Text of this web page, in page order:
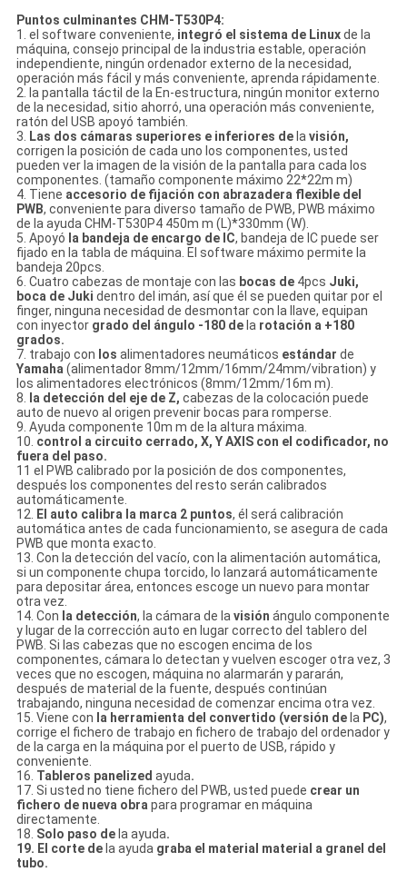
Puntos culminantes CHM-T530P4:
1. el software conveniente, integró el sistema de Linuxde la
máquina, consejo principal de laindustria estable, operación
independiente, ningún ordenador externo de lanecesidad,
operación más fácil y más conveniente, aprenda rápidamente.
2. la pantalla táctil de la En-estructura, ningún monitor externo
de la necesidad, sitio ahorró, una operación más conveniente,
ratón del USB apoyó también.
3. Las dos cámaras superiores e inferiores delavisión,
corrigen la posición de cada uno los componentes, usted
pueden ver la imagen de lavisión de lapantalla para cada los
componentes. (tamaño componente máximo 22*22m m)
4. Tiene accesorio de fijación con abrazadera flexible del
PWB, conveniente para diverso tamaño de PWB, PWB máximo
de laayuda CHM-T530P4 450m m (L)*330mm (W).
5. Apoyó la bandeja de encargo de IC, bandeja de IC puede ser
fijado en la tabla de máquina. El software máximo permite la
bandeja 20pcs.
6. Cuatro cabezas de montaje con las bocas de4pcs Juki,
boca de Juki dentro del imán, así que él se pueden quitar por el
finger, ninguna necesidad de desmontar con la llave, equipan
con inyector grado del ángulo -180 dela rotación a +180
grados.
7. trabajo con los alimentadores neumáticos estándar de
Yamaha(alimentador 8mm/12mm/16mm/24mm/vibration) y
los alimentadores electrónicos (8mm/12mm/16m m).
8. la detección del eje de Z, cabezas de lacolocación puede
auto de nuevo al origen prevenir bocas para romperse.
9. Ayuda componente 10m m de la altura máxima.
10. control a circuito cerrado, X, Y AXIS con el codificador, no
fuera del paso.
11 el PWB calibrado por la posición de dos componentes,
después los componentes del resto serán calibrados
automáticamente.
12. El auto calibra la marca 2 puntos, él será calibración
automática antes de cada funcionamiento, se asegura de cada
PWB que monta exacto.
13. Con la detección del vacío, con la alimentación automática,
si un componente chupa torcido, lo lanzará automáticamente
para depositar área, entonces escoge un nuevo para montar
otra vez.
14. Con la detección, la cámara de lavisión ángulo componente
y lugar de lacorrección auto en lugar correcto del tablero del
PWB. Si las cabezas que no escogen encima de los
componentes, cámara lo detectan y vuelven escoger otra vez, 3
veces que no escogen, máquina no alarmarán y pararán,
después de material de la fuente, después continúan
trabajando, ninguna necesidad de comenzar encima otra vez.
15. Viene con la herramienta del convertido (versión dela PC),
corrige el fichero de trabajo en fichero de trabajo del ordenador y
de lacarga en la máquina por el puerto de USB, rápido y
conveniente.
16. Tableros panelized ayuda.
17. Si usted no tiene fichero del PWB, usted puede crear un
fichero de nueva obrapara programar en máquina
directamente.
18. Solo paso delaayuda.
19. El corte delaayuda graba el material material a granel del
tubo.